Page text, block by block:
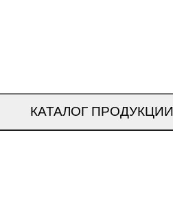
КАТАЛОГ ПРОДУКЦИИ